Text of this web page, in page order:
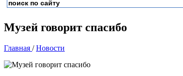
Музей говорит спасибо
Главная /Новости